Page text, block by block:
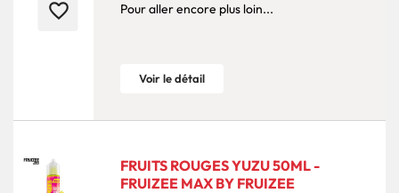
favorite_border Pour aller encore plus loin...
Voir le détail
FRUITS ROUGES YUZU 50ML -
FRUIZEE MAX BY FRUIZEE